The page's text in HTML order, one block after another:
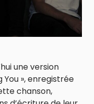
une version
You », enregistrée
chanson,